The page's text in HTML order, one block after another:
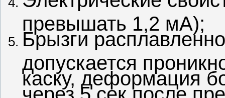
превышать 1,2 мА);
Брызги
допускается
каску, деформация
через 5 сек после